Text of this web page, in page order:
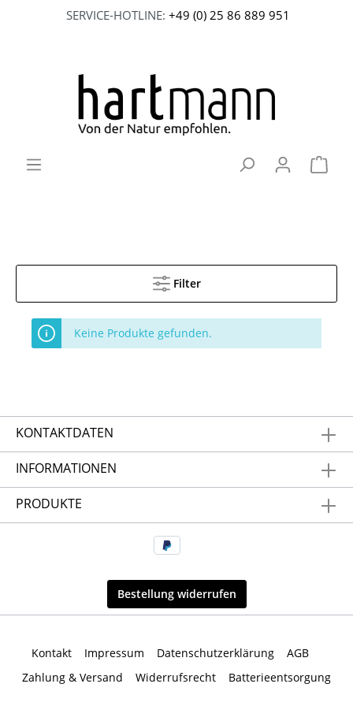
SERVICE-HOTLINE: +49 (0) 25 86 889 951
Filter
Keine Produkte gefunden.
KONTAKTDATEN
INFORMATIONEN
PRODUKTE
Bestellung widerrufen
Kontakt Impressum Datenschutzerklärung
AGB
Zahlung & Versand
Widerrufsrecht Batterieentsorgung